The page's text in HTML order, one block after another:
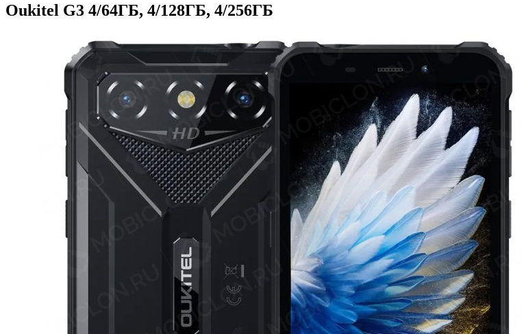
Oukitel G3 4/64ГБ, 4/128ГБ, 4/256ГБ